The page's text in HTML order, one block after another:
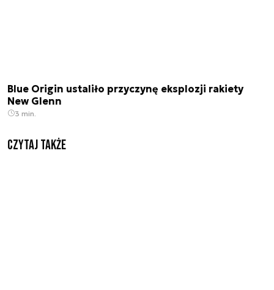
Blue Origin ustaliło przyczynę eksplozji rakiety
New Glenn
3 min.
Czytaj także